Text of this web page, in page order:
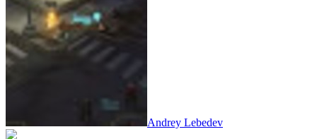
Andrey Lebedev